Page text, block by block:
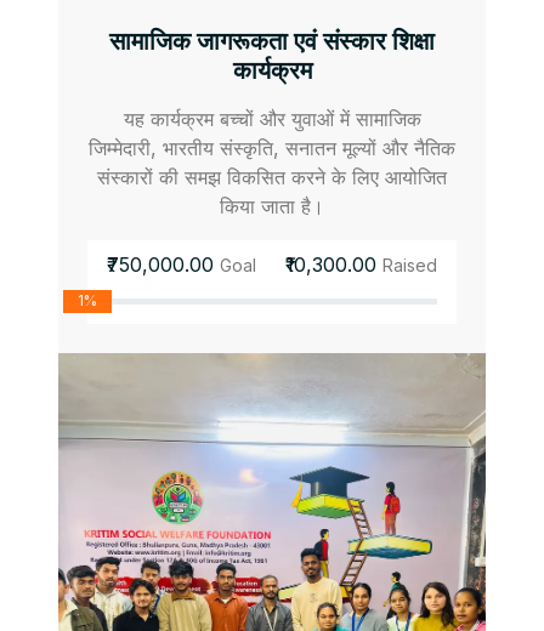
सामाजिक जागरूकता एवं संस्कार शिक्षा
कार्यक्रम
यह कार्यक्रम बच्चों और युवाओं में सामाजिक
जिम्मेदारी, भारतीय संस्कृति, सनातन मूल्यों और नैतिक
संस्कारों की समझ विकसित करने के लिए आयोजित
किया जाता है।
₹750,000.00 Goal ₹10,300.00 Raised
1%